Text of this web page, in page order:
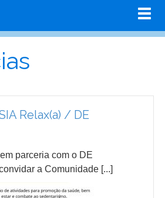
Relax(a) / DE
parceria com o DE
a Comunidade [...]